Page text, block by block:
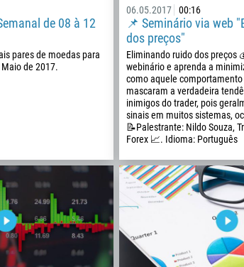
de 08 à 12
pares de moedas para
de 2017.
06.05.2017 00:16
📌 Seminário via web
dos preços"
Eliminando ruido dos preços
webinário e aprenda a
como aquele comportamento
mascaram a verdadeira
inimigos do trader, pois
sinais em muitos sistemas,
📝Palestrante: Nildo Souza,
Forex 📈. Idioma: Português